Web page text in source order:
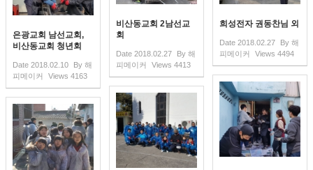
비산동교회 2남선교
회
Date 2018.02.27 By 해
피메이커
Views 4413
희성전자 권동찬님 외
Date 2018.02.27 By 해
피메이커
Views 4494
은광교회 남선교회,
비산동교회 청년회
Date 2018.02.10 By 해
피메이커
Views 4163